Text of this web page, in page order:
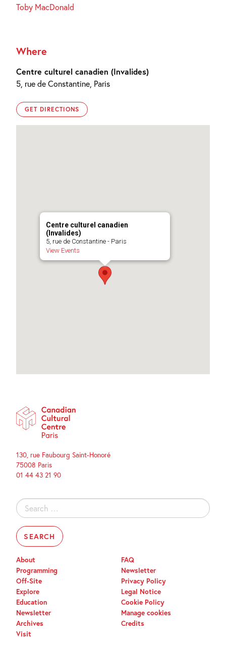
Toby MacDonald
Where
Centre culturel canadien (Invalides)
5, rue de Constantine, Paris
GET DIRECTIONS
Centre culturel canadien
(Invalides)
5, rue de Constantine - Paris
View Events
130, rue Faubourg Saint-Honoré
75008 Paris
01 44 43 21 90
Search
for:
About
Programming
Off-Site
Explore
Education
Newsletter
Archives
Visit
FAQ
Newsletter
Privacy Policy
Legal Notice
Cookie Policy
Manage cookies
Credits